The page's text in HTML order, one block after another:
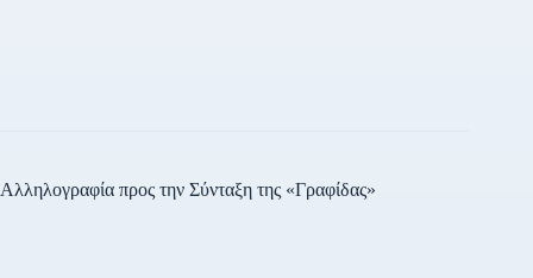
Αλληλογραφία προς την Σύνταξη της «Γραφίδας»